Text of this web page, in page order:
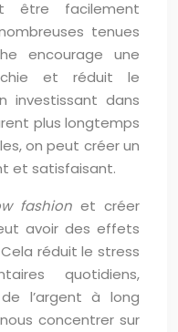
être facilement
tenues
encourage une
et réduit le
investissant dans
plus longtemps
on peut créer un
et satisfaisant.
fashion et créer
avoir des effets
réduit le stress
quotidiens,
l’argent à long
concentrer sur